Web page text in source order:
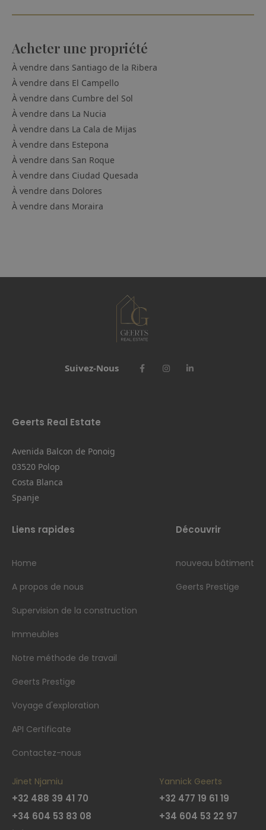
Acheter une propriété
À vendre dans Santiago de la Ribera
À vendre dans El Campello
À vendre dans Cumbre del Sol
À vendre dans La Nucia
À vendre dans La Cala de Mijas
À vendre dans Estepona
À vendre dans San Roque
À vendre dans Ciudad Quesada
À vendre dans Dolores
À vendre dans Moraira
Suivez-Nous
Geerts Real Estate
Avenida Balcon de Ponoig
03520 Polop
Costa Blanca
Spanje
Liens rapides
Home
A propos de nous
Supervision de la construction
Immeubles
Notre méthode de travail
Geerts Prestige
Voyage d'exploration
API Certificate
Contactez-nous
Découvrir
nouveau bâtiment
Geerts Prestige
Jinet Njamiu
+32 488 39 41 70
+34 604 53 83 08
Yannick Geerts
+32 477 19 61 19
+34 604 53 22 97